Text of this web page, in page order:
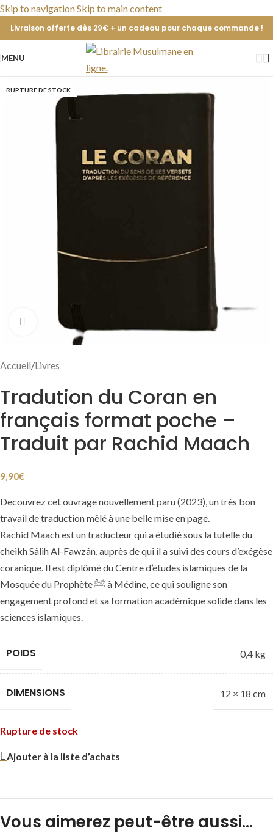
Skip to navigationSkip to main content
Livraison offerte dès 29€ + un cadeau pour chaque commande !
MENU
RUPTURE DE STOCK
Cliquer pour agrandir
Accueil/Livres
Tradution du Coran en
français format poche –
Traduit par Rachid Maach
9,90€
Decouvrez cet ouvrage nouvellement paru (2023), un très bon
travail de traduction mêlé à une belle mise en page.
Rachid Maach est un traducteur qui a étudié sous la tutelle du
cheikh Sâlih Al-Fawzân, auprès de qui il a suivi des cours d’exégèse
coranique. Il est diplômé du Centre d’études islamiques de la
Mosquée du Prophète
à Médine, ce qui souligne son
engagement profond et sa formation académique solide dans les
sciences islamiques.
POIDS 0,4 kg
DIMENSIONS 12 × 18 cm
Rupture de stock
Ajouter à la liste d’achats
Vous aimerez peut-être aussi…